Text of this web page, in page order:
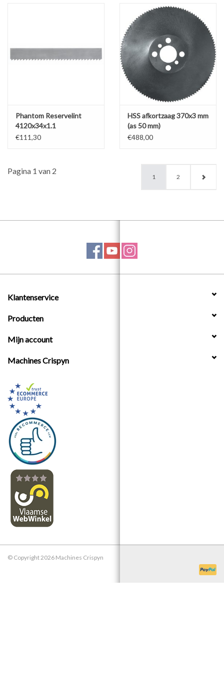
Phantom Reservelint
4120x34x1.1
€111,30
HSS afkortzaag 370x3 mm
(as 50 mm)
€488,00
Pagina 1 van 2
1 2
Klantenservice
Producten
Mijn account
Machines Crispyn
© Copyright 2026 Machines Crispyn